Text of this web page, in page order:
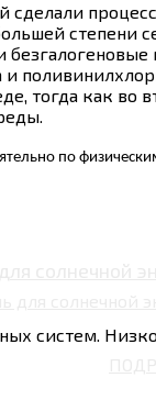
степени
тогда как
по
систем.